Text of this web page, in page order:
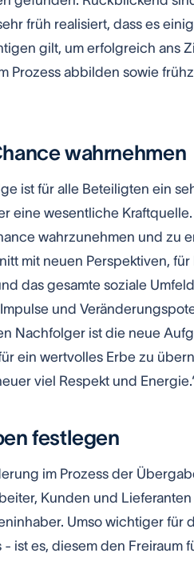
früh realisiert, dass es
gilt, um erfolgreich ans
Prozess abbilden sowie
wahrnehmen
ist für alle Beteiligten ein
eine wesentliche
wahrzunehmen und zu
mit neuen Perspektiven,
das gesamte soziale
und
Nachfolger ist die neue
ein wertvolles Erbe zu
viel Respekt und
festlegen
im Prozess der
Kunden und
Umso wichtiger
ist es, diesem den